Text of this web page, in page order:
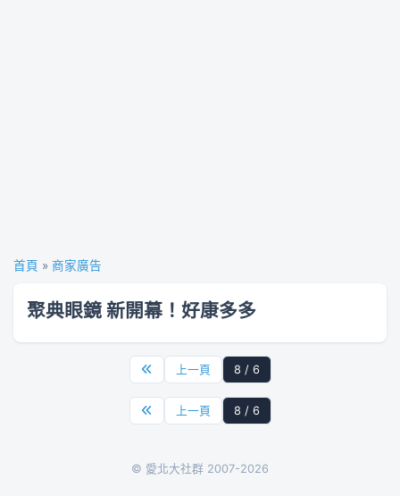
首頁 » 商家廣告
聚典眼鏡 新開幕！好康多多
上一頁 8 / 6
上一頁 8 / 6
© 愛北大社群 2007-2026